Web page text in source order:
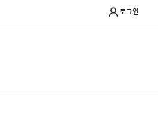
로그인